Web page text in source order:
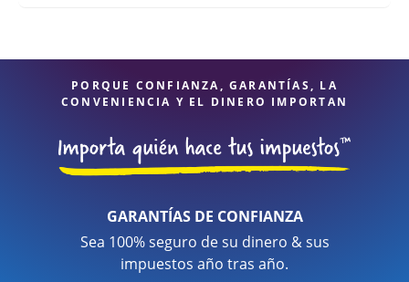
PORQUE CONFIANZA, GARANTÍAS, LA
CONVENIENCIA Y EL DINERO IMPORTAN
GARANTÍAS DE CONFIANZA
Sea 100% seguro de su dinero & sus
impuestos año tras año.